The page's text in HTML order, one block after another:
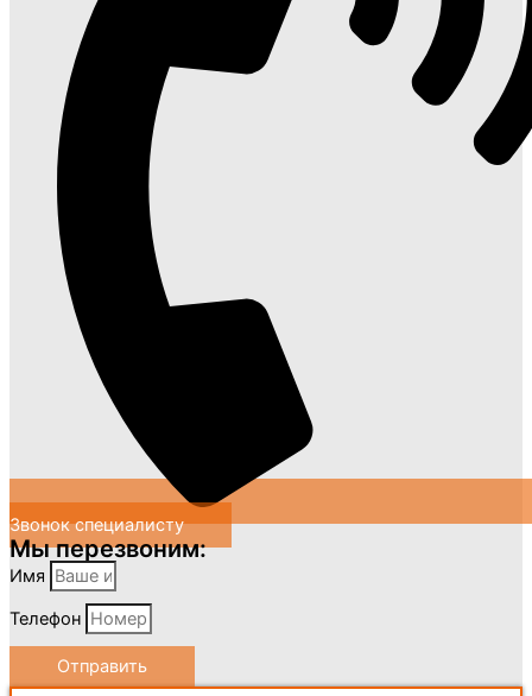
Звонок специалисту
Мы перезвоним:
Имя
Телефон
Отправить